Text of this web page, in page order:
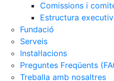
Comissions i
Estructura
Fundació
Serveis
Instal·lacions
Preguntes Freqüents
Treballa amb nosaltres